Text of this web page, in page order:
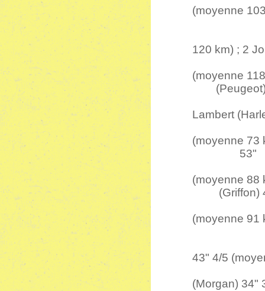
(moyenne
120 km) ; 2
(Peugeot)
Lambert
53"
(Griffon)
(moyenne 91
43" 4/5